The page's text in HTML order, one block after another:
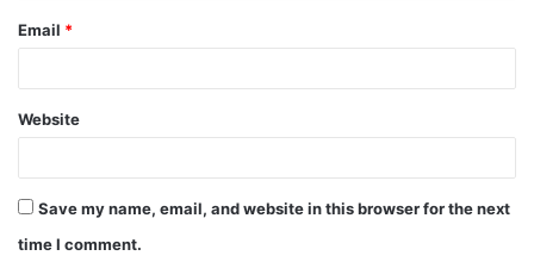
Email *
Website
Save my name, email, and website in this browser for the next
time I comment.